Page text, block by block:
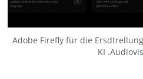
Adobe Firefly für die
KI